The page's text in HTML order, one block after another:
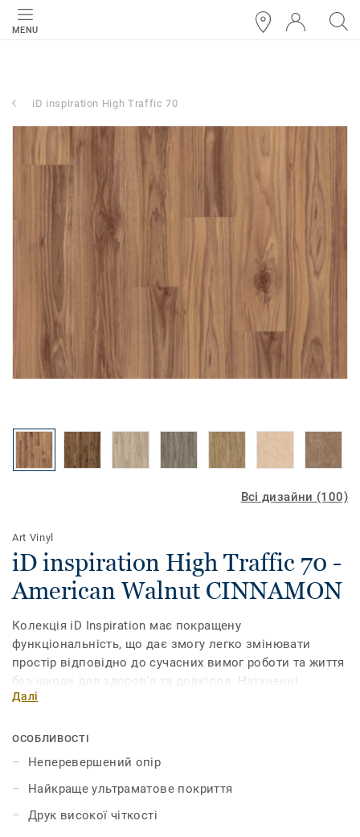
MENU
iD inspiration High Traffic 70
Всі дизайни (100)
Art Vinyl
iD inspiration High Traffic 70 -
American Walnut CINNAMON
Колекція iD Inspiration має покращену
функціональність, що дає змогу легко змінювати
простір відповідно до сучасних вимог роботи та життя
без шкоди для здоров'я та довкілля. Натхненні
природою кольори та мотиви, доповнені
найкращі природні дизайни для створення
гармонійного інтер'єру. Колекція iD Inspiration HT 70
було розроблено для приміщень із високим трафіком.
Покриття витримує великі навантаження і вдавлення,
забезпечуючи максимальну стійкість як до статичних,
Далі
ОСОБЛИВОСТІ
Неперевершений опір
Найкраще ультраматове покриття
Друк високої чіткості